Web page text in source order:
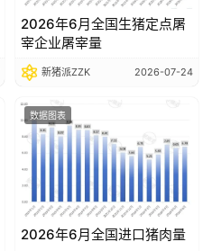
2026年6月全国生猪定点屠
宰企业屠宰量
新猪派ZZK 2026-07-24
数据图表
2026年6月全国进口猪肉量